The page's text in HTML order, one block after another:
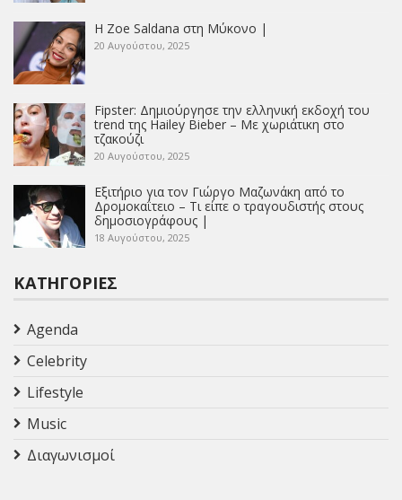
Η Zoe Saldana στη Μύκονο |
20 Αυγούστου, 2025
Fipster: Δημιούργησε την ελληνική εκδοχή του
trend της Hailey Bieber – Με χωριάτικη στο
τζακούζι
20 Αυγούστου, 2025
Εξιτήριο για τον Γιώργο Μαζωνάκη από το
Δρομοκαΐτειο – Τι είπε ο τραγουδιστής στους
δημοσιογράφους |
18 Αυγούστου, 2025
ΚΑΤΗΓΟΡΊΕΣ
Agenda
Celebrity
Lifestyle
Music
Διαγωνισμοί